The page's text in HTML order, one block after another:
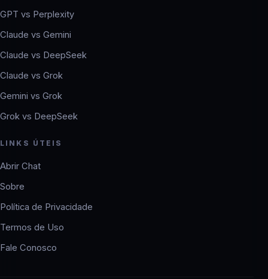
GPT vs Perplexity
Claude vs Gemini
Claude vs DeepSeek
Claude vs Grok
Gemini vs Grok
Grok vs DeepSeek
LINKS ÚTEIS
Abrir Chat
Sobre
Política de Privacidade
Termos de Uso
Fale Conosco